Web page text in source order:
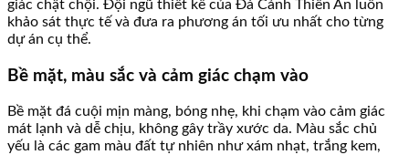
giác chật chội. Đội ngũ thiết kế của Đá Cảnh Thiên An luôn
khảo sát thực tế và đưa ra phương án tối ưu nhất cho từng
dự án cụ thể.
Bề mặt, màu sắc và cảm giác chạm vào
Bề mặt đá cuội mịn màng, bóng nhẹ, khi chạm vào cảm giác
mát lạnh và dễ chịu, không gây trầy xước da. Màu sắc chủ
yếu là các gam màu đất tự nhiên như xám nhạt, trắng kem,